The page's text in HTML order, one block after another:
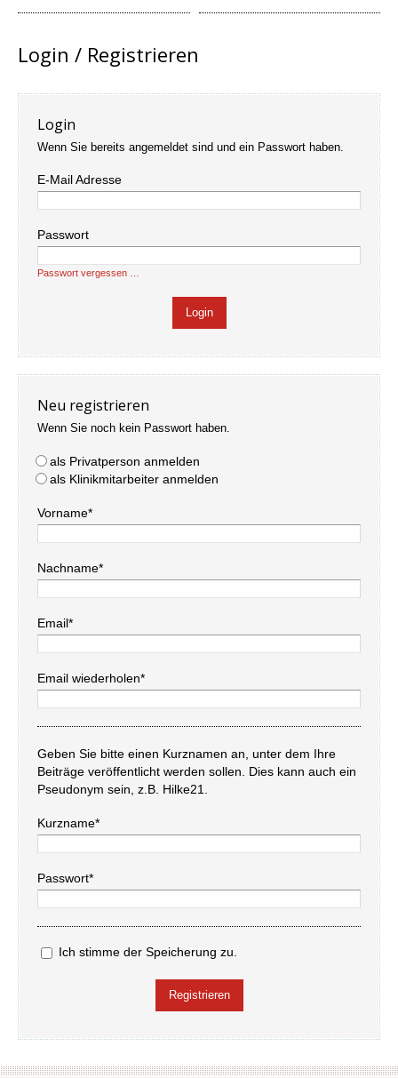
Login / Registrieren
Login
Wenn Sie bereits angemeldet sind und ein Passwort haben.
E-Mail Adresse
Passwort
Passwort vergessen …
Neu registrieren
Wenn Sie noch kein Passwort haben.
als Privatperson anmelden
als Klinikmitarbeiter anmelden
Vorname*
Nachname*
Email*
Email wiederholen*
Geben Sie bitte einen Kurznamen an, unter dem Ihre
Beiträge veröffentlicht werden sollen. Dies kann auch ein
Pseudonym sein, z.B. Hilke21.
Kurzname*
Passwort*
Ich stimme der Speicherung zu.